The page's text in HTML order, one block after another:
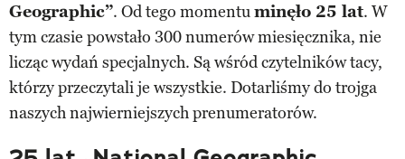
Geographic”. Od tego momentuminęło 25 lat. W
tym czasie powstało 300 numerów miesięcznika, nie
licząc wydań specjalnych. Są wśród czytelników tacy,
którzy przeczytali je wszystkie. Dotarliśmy do trojga
naszych najwierniejszych prenumeratorów.